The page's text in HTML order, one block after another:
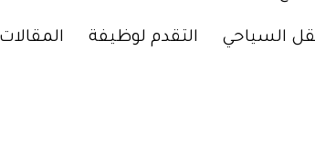
السياحي التقدم لوظيفة المقالات